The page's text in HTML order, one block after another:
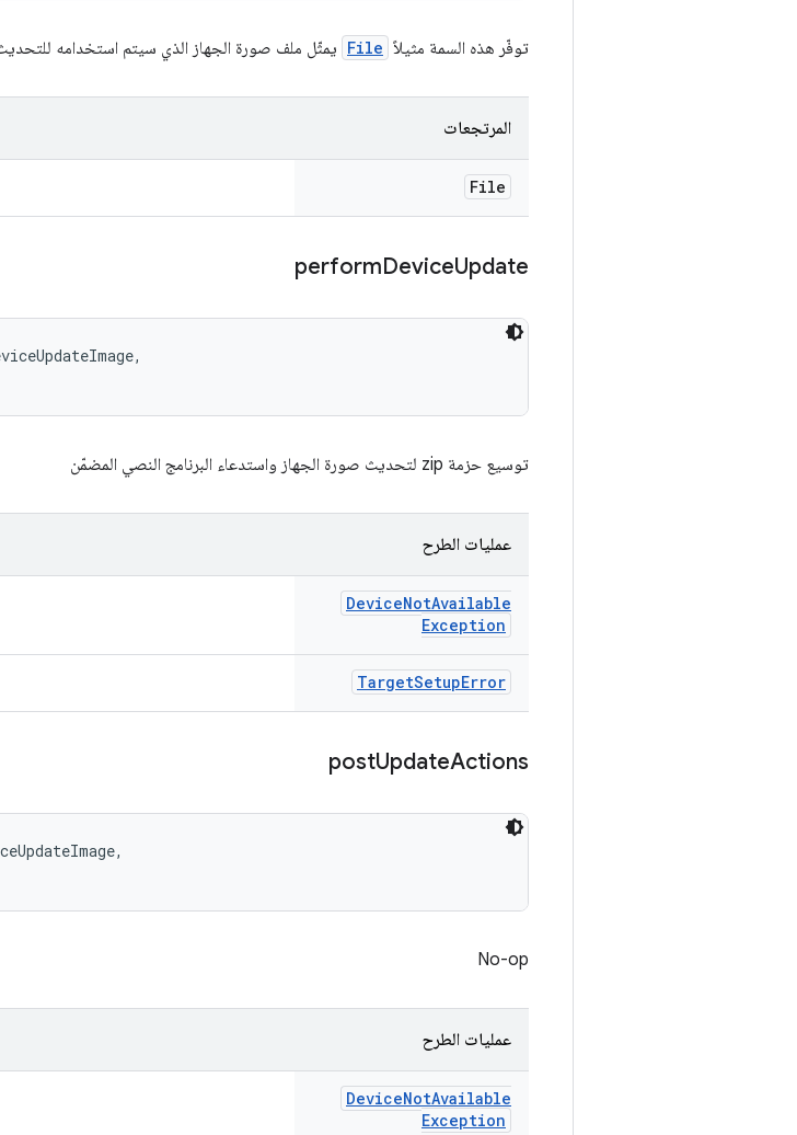
توفّر هذه السمة مثيلاً File يمثّل ملف صورة الجهاز الذي سيتم استخدامه
المرتجعات
File
performDeviceUpdate
توسيع حزمة zip لتحديث صورة الجهاز واستدعاء البرنامج النصي المضمّن
عمليات الطرح
DeviceNotAvailable
Exception
TargetSetupError
postUpdateActions
No-op
عمليات الطرح
DeviceNotAvailable
Exception